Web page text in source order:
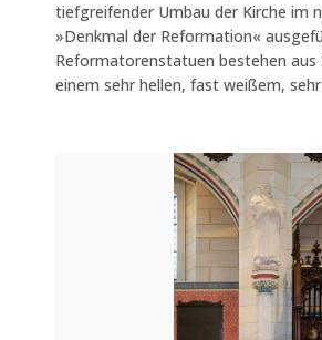
tiefgreifender Umbau der Kirche im
»Denkmal der Reformation«
Reformatorenstatuen bestehen aus
einem sehr hellen, fast weißem,